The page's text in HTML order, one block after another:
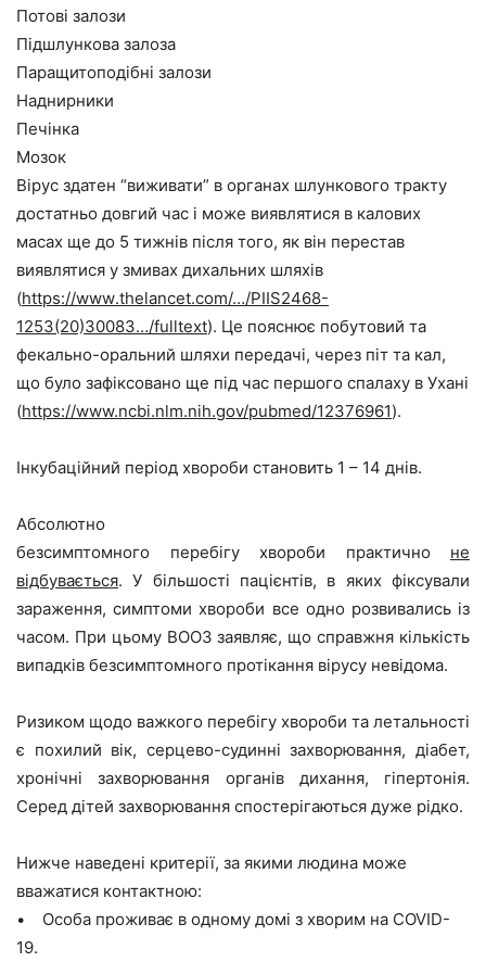
Потові залози
Підшлункова залоза
Паращитоподібні залози
Наднирники
Печінка
Мозок
Вірус здатен “виживати” в органах шлункового тракту
достатньо довгий час і може виявлятися в калових
масах ще до 5 тижнів після того, як він перестав
виявлятися у змивах дихальних шляхів
(https://www.thelancet.com/…/PIIS2468-
1253(20)30083…/fulltext). Це пояснює побутовий та
фекально-оральний шляхи передачі, через піт та кал,
що було зафіксовано ще під час першого спалаху в Ухані
(https://www.ncbi.nlm.nih.gov/pubmed/12376961).
Інкубаційний період хвороби становить 1 – 14 днів.
Абсолютно
безсимптомного перебігухвороби практично не
відбувається. У більшості пацієнтів, в яких фіксували
зараження, симптоми хвороби все одно розвивались із
часом. При цьому ВООЗ заявляє, що справжня кількість
випадків безсимптомного протікання вірусу невідома.
Ризиком щодо важкого перебігу хвороби та летальності
є похилий вік, серцево-судинні захворювання, діабет,
хронічні захворювання органів дихання, гіпертонія.
Серед дітей захворювання спостерігаються дуже рідко.
Нижче наведені критерії, за якими людина може
вважатися контактною:
• Особа проживає в одному домі з хворим на COVID-
19.